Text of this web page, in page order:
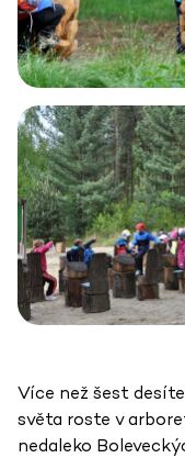
Více než šest
světa roste v
nedaleko